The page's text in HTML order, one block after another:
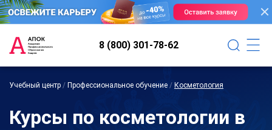
8 (800) 301-78-62
Учебный центр / Профессиональное обучение / Косметология
Курсы по косметологии в